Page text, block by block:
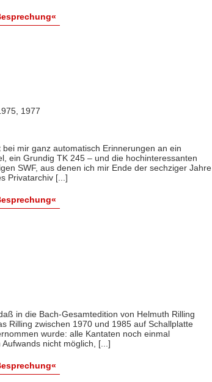
1977
mir ganz automatisch Erinnerungen an ein
ein Grundig TK 245 – und die hochinteressanten
SWF, aus denen ich mir Ende der sechziger Jahre
Privatarchiv [...]
in die Bach-Gesamtedition von Helmuth Rilling
Rilling zwischen 1970 und 1985 auf Schallplatte
wurde: alle Kantaten noch einmal
nicht möglich, [...]